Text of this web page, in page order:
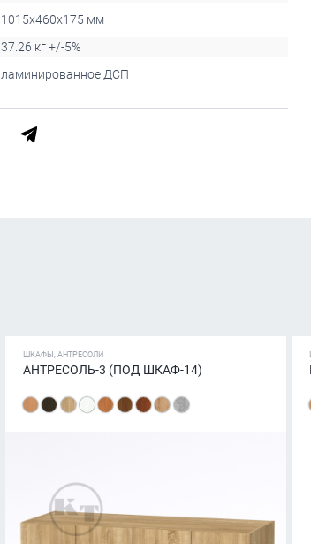
1015х460х175 мм
37.26 кг +/-5%
ламинированное ДСП
ШКАФЫ, АНТРЕСОЛИ
АНТРЕСОЛЬ-3 (ПОД ШКАФ-14)